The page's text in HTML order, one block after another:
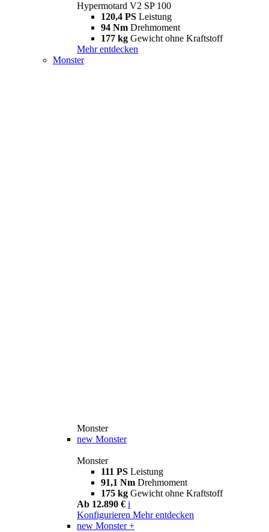
Hypermotard V2 SP 100
120,4 PS Leistung
94 Nm Drehmoment
177 kg Gewicht ohne Kraftstoff
Mehr entdecken
Monster
Monster
new Monster
Monster
111 PS Leistung
91,1 Nm Drehmoment
175 kg Gewicht ohne Kraftstoff
Ab 12.890 € i
Konfigurieren Mehr entdecken
new Monster +